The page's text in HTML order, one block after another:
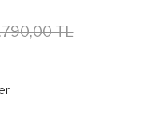
TL